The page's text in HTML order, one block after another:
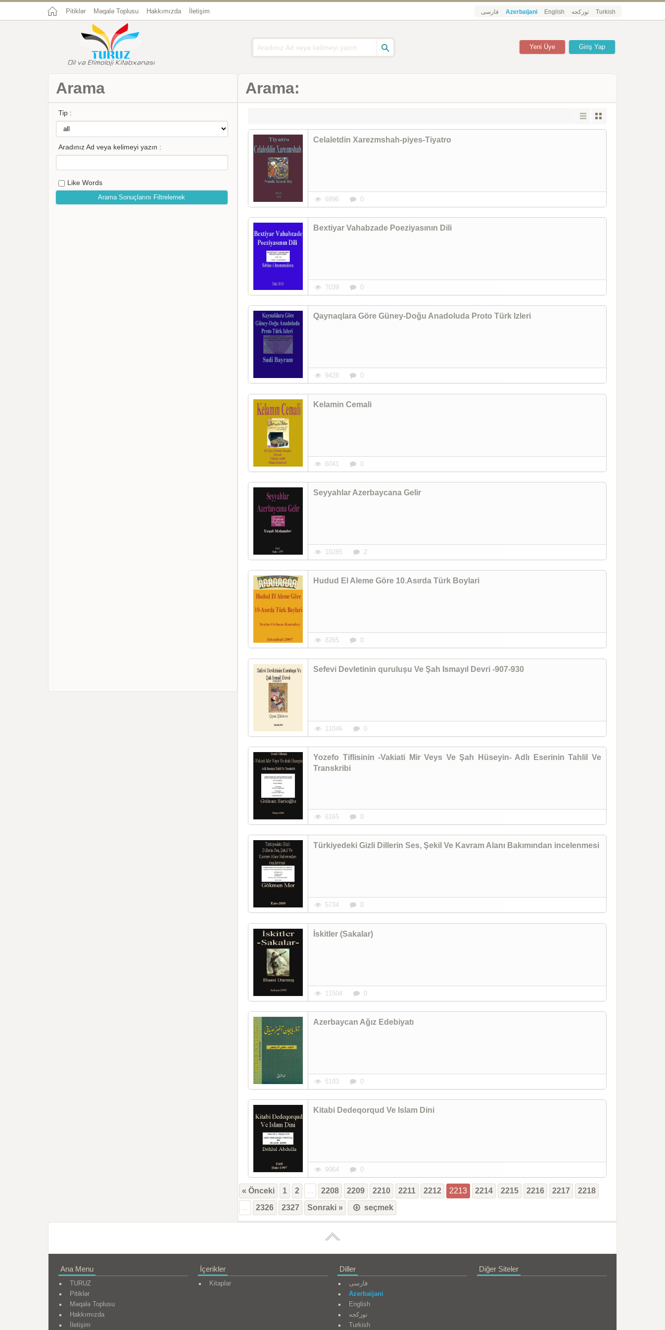
Pitiklər Məqalə Toplusu Hakkımızda İletişim فارسی Azerbaijani English تورکجه Turkish
Giriş Yap
Yeni Üye
Arama:
Celaletdin Xarezmshah-piyes-Tiyatro
6896 0
Bextiyar Vahabzade Poeziyasının Dili
7039 0
Qaynaqlara Göre Güney-Doğu Anadoluda Proto Türk Izleri
9428 0
Kelamin Cemali
6041 0
Seyyahlar Azerbaycana Gelir
10285 2
Hudud El Aleme Göre 10.Asırda Türk Boylari
8265 0
Sefevi Devletinin quruluşu Ve Şah Ismayıl Devri -907-930
11046 0
Yozefo Tiflisinin -Vakiati Mir Veys Ve Şah Hüseyin- Adlı Eserinin Tahlil Ve
Transkribi
6165 0
Türkiyedeki Gizli Dillerin Ses, Şekil Ve Kavram Alanı Bakımından incelenmesi
5734 0
İskitler (Sakalar)
11504 0
Azerbaycan Ağız Edebiyatı
5193 0
Kitabi Dedeqorqud Ve Islam Dini
9064 0
« Önceki 1 2 ... 2208 2209 2210 2211 2212 2213 2214 2215 2216 2217
2218
...
2326 2327 Sonraki » seçmek
Arama
Tip :
Aradınız Ad veya kelimeyi yazın :
Like Words
Diğer Siteler
Diller
فارسی
Azerbaijani
English
تورکجه
Turkish
İçerikler
Kitaplar
Ana Menu
TURUZ
Pitiklər
Məqalə Toplusu
Hakkımızda
İletişim